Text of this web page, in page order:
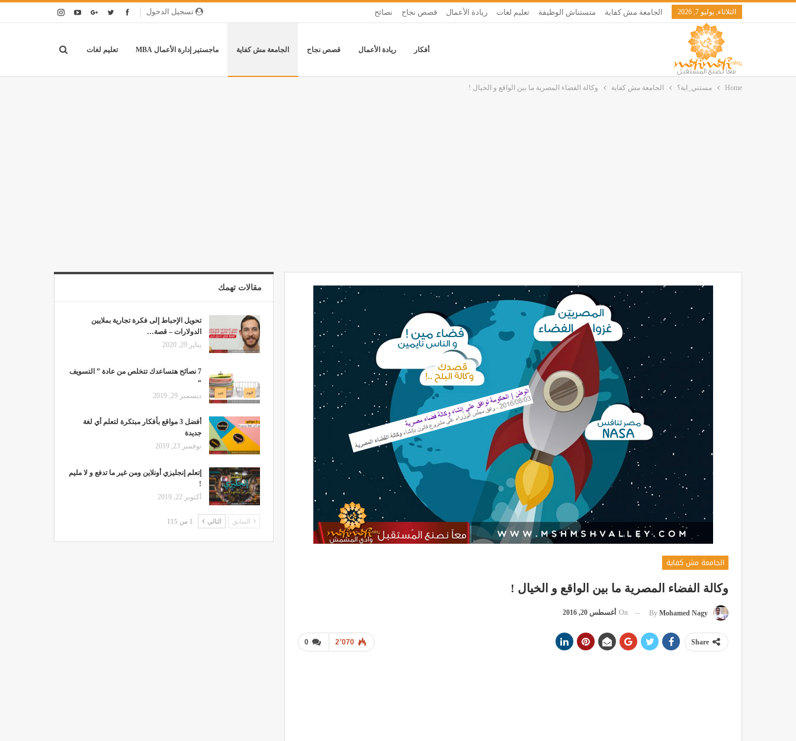
تسجيل الدخول الثلاثاء, يوليو 7, 2026 الجامعة مش كفاية متستناش الوظيفة تعليم لغات ريادة الأعمال قصص نجاح نصائح
أفكار ريادة الأعمال قصص نجاح الجامعة مش كفاية ماجستير إدارة الأعمال MBA تعليم لغات
Home مستني_اية؟ الجامعة مش كفاية وكالة الفضاء المصرية ما بين الواقع و الخيال !
الجامعة مش كفاية
وكالة الفضاء المصرية ما بين الواقع و الخيال !
By Mohamed Nagy
On أغسطس 20, 2016
0 2٬070 Share
مقالات تهمك
تحويل الإحباط إلى فكرة تجارية بملايين
الدولارات – قصة…
يناير 29, 2020
7 نصائح هتساعدك تتخلص من عادة ” التسويف
“
ديسمبر 29, 2019
أفضل 3 مواقع بأفكار مبتكرة لتعلم أي لغة
جديدة
نوفمبر 23, 2019
إتعلم إنجليزي أونلاين ومن غير ما تدفع و لا مليم
!
أكتوبر 22, 2019
السابق التالي 1 من 115